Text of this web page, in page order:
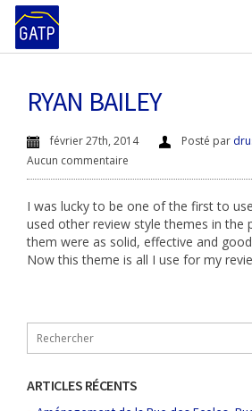
RYAN BAILEY
février 27th, 2014 Posté par
Aucun commentaire
I was lucky to be one of the first to
used other review style themes in the
them were as solid, effective and
Now this theme is all I use for my
ARTICLES RÉCENTS